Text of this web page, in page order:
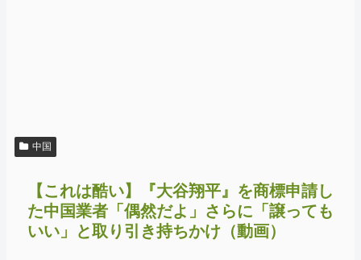
中国
【これは酷い】『大谷翔平』を商標申請し
た中国業者「偶然だよ」さらに「譲っても
いい」と取り引き持ちかけ（動画）